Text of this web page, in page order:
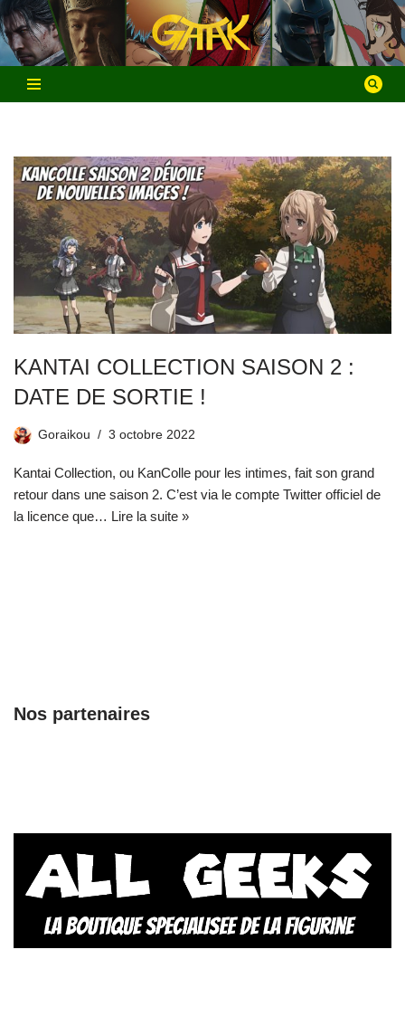
Aller
au
contenu
KANTAI COLLECTION SAISON 2 :
DATE DE SORTIE !
Goraikou 3 octobre 2022
Kantai Collection, ou KanColle pour les intimes, fait son grand
retour dans une saison 2. C’est via le compte Twitter officiel de
la licence que… Lire la suite »
Nos partenaires